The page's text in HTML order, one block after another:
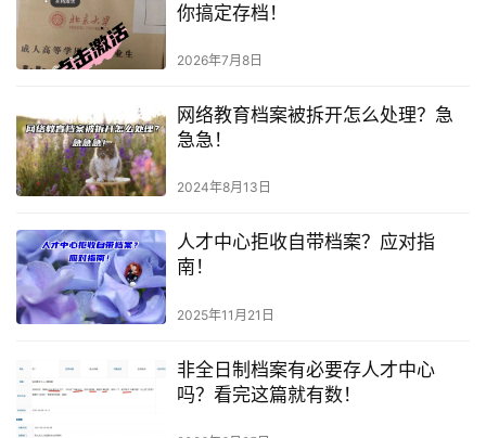
你搞定存档！
2026年7月8日
网络教育档案被拆开怎么处理？急
急急！
2024年8月13日
人才中心拒收自带档案？应对指
南！
2025年11月21日
非全日制档案有必要存人才中心
吗？看完这篇就有数！